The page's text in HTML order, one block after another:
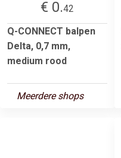
€ 0.42
Q-CONNECT balpen
Delta, 0,7 mm,
medium rood
Meerdere shops